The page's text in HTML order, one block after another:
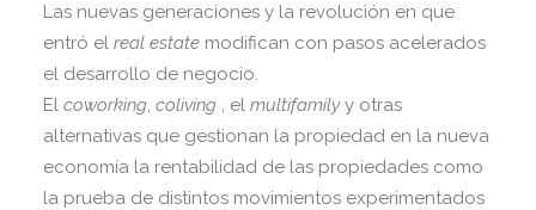
Search
Las nuevas generaciones y la revolución en que
entró el real estate modifican con pasos acelerados
el desarrollo de negocio.
El coworking, coliving , el multifamilyy otras
alternativas que gestionan la propiedad en la nueva
economía la rentabilidad de las propiedades como
la prueba de distintos movimientos experimentados